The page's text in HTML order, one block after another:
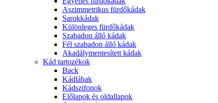
Aszimmetrikus fürdőkádak
Sarokkádak
Különleges fürdőkádak
Szabadon álló kádak
Fél szabadon álló kádak
Akadálymentesített kádak
Kád tartozékok
Back
Kádlábak
Kádszifonok
Előlapok és oldallapok